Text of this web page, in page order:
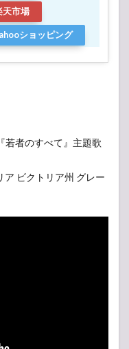
天市場
ショッピング
若者のすべて』主題歌
ア ビクトリア州 グレー